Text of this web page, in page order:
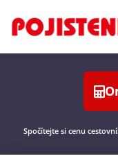
Spočítejte si cenu